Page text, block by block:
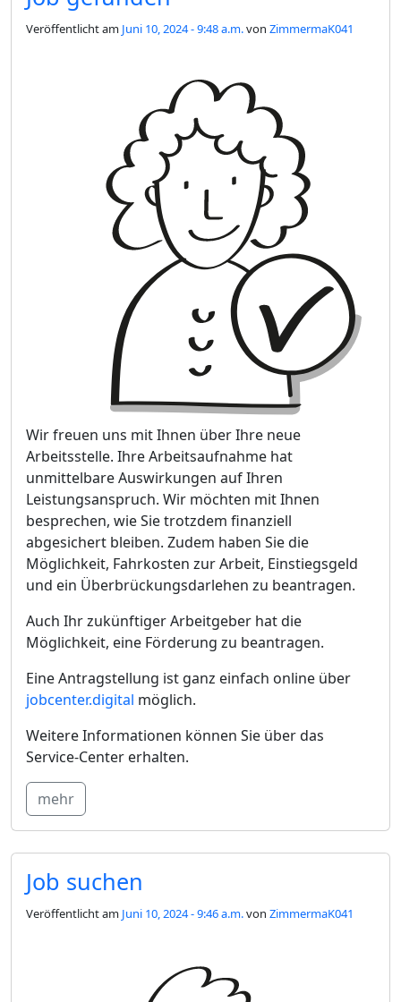
Veröffentlicht am Juni 10, 2024 - 9:48 a.m.von ZimmermaK041
Wir freuen uns mit Ihnen über Ihre neue
Arbeitsstelle. Ihre Arbeitsaufnahme hat
unmittelbare Auswirkungen auf Ihren
Leistungsanspruch. Wir möchten mit Ihnen
besprechen, wie Sie trotzdem finanziell
abgesichert bleiben. Zudem haben Sie die
Möglichkeit, Fahrkosten zur Arbeit, Einstiegsgeld
und ein Überbrückungsdarlehen zu beantragen.
Auch Ihr zukünftiger Arbeitgeber hat die
Möglichkeit, eine Förderung zu beantragen.
Eine Antragstellung ist ganz einfach online über
jobcenter.digital möglich.
Weitere Informationen können Sie über das
Service-Center erhalten.
mehr
Job suchen
Veröffentlicht am Juni 10, 2024 - 9:46 a.m.von ZimmermaK041